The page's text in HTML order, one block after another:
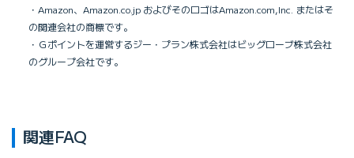
・Amazon、Amazon.co.jp およびそのロゴはAmazon.com,Inc. またはそ
の関連会社の商標です。
・Ｇポイントを運営するジー・プラン株式会社はビッグローブ株式会社
のグループ会社です。
関連FAQ